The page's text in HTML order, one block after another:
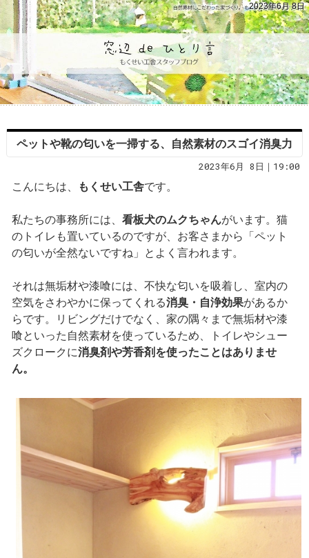
2023年6月 8日
ペットや靴の匂いを一掃する、自然素材のスゴイ消臭力
2023年6月 8日｜19:00
こんにちは、 もくせい工舎です。
私たちの事務所には、 看板犬のムクちゃんがいます。猫
のトイレも置いているのですが、お客さまから「ペット
の匂いが全然ないですね」とよく言われます。
それは無垢材や漆喰には、不快な匂いを吸着し、室内の
空気をさわやかに保ってくれる消臭・自浄効果があるか
らです。リビングだけでなく、家の隅々まで無垢材や漆
喰といった自然素材を使っているため、トイレやシュー
ズクロークに消臭剤や芳香剤を使ったことはありませ
ん。